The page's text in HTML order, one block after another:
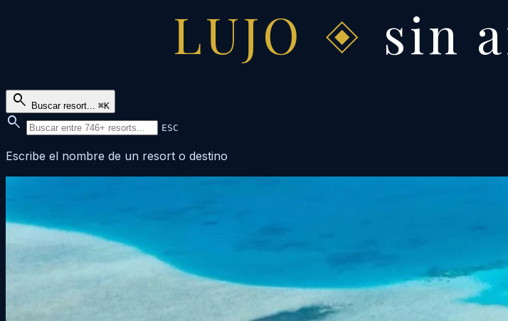
LUJO sin
search Buscar resort... ⌘K
search ESC
Escribe el nombre de un resort o destino